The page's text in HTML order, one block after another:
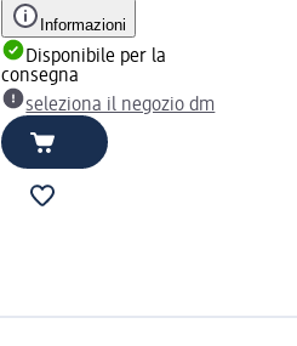
Informazioni
Disponibile per la
consegna
seleziona il negozio dm